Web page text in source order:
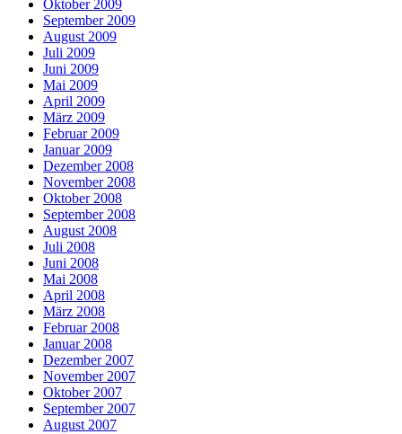
Oktober 2009
September 2009
August 2009
Juli 2009
Juni 2009
Mai 2009
April 2009
März 2009
Februar 2009
Januar 2009
Dezember 2008
November 2008
Oktober 2008
September 2008
August 2008
Juli 2008
Juni 2008
Mai 2008
April 2008
März 2008
Februar 2008
Januar 2008
Dezember 2007
November 2007
Oktober 2007
September 2007
August 2007